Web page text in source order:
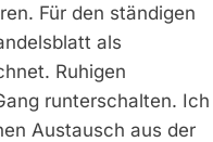
Für den ständigen
als
Ruhigen
runterschalten. Ich
Austausch aus der